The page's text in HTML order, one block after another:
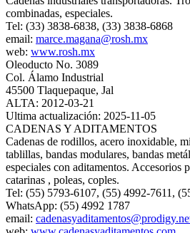
combinadas, especiales.
Tel: (33) 3838-6838, (33) 3838-6868
email: marce.magana@rosh.mx
web: www.rosh.mx
Oleoducto No. 3089
Col. Álamo Industrial
45500 Tlaquepaque, Jal
ALTA: 2012-03-21
Ultima actualización: 2025-11-05
CADENAS Y ADITAMENTOS
Cadenas de rodillos, acero inoxidable,
tablillas, bandas modulares, bandas
especiales con aditamentos. Accesorios
catarinas , poleas, coples.
Tel: (55) 5793-6107, (55) 4992-7611,
WhatsApp: (55) 4992 1787
email: